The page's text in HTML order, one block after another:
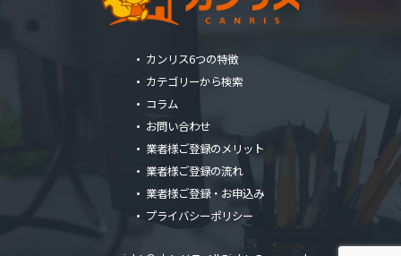
カンリス6つの特徴
カテゴリーから検索
コラム
お問い合わせ
業者様ご登録のメリット
業者様ご登録の流れ
業者様ご登録・お申込み
プライバシーポリシー